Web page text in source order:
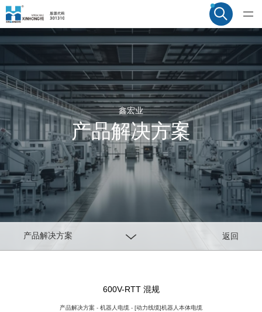
鑫宏业
产品解决方案
产品解决方案 返回
600V-RTT 混规
产品解决方案 - 机器人电缆 - [动力线缆]机器人本体电缆